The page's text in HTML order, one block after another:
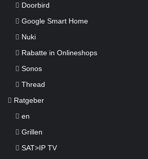
Doorbird
Google Smart Home
Nuki
Rabatte in Onlineshops
Sonos
Thread
Ratgeber
en
Grillen
SAT>IP TV